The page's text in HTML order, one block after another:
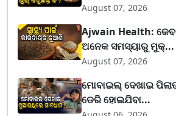
August 07, 2026
Ajwain Health:
ଅନେକ ସମସ୍ୟାରୁ ମୁକ୍...
August 07, 2026
ମୋବାଇଲ୍ ଦେଖାଇ
ଡେରି ହୋଇଯିବା...